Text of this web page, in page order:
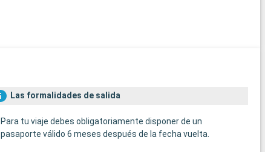
Las formalidades de salida
Para tu viaje debes obligatoriamente disponer de un
pasaporte válido 6 meses después de la fecha vuelta.